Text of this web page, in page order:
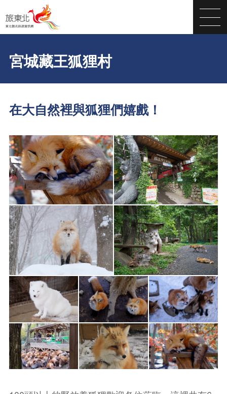
宮城藏王狐狸村
在大自然裡與狐狸們嬉戲！